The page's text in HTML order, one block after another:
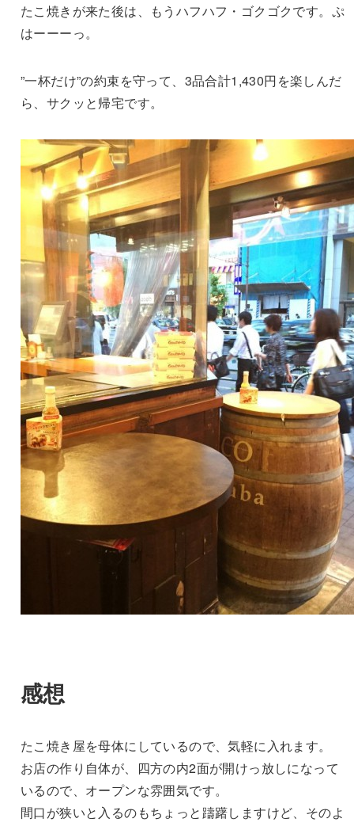
たこ焼きが来た後は、もうハフハフ・ゴクゴクです。ぷ
はーーーっ。
”一杯だけ”の約束を守って、3品合計1,430円を楽しんだ
ら、サクッと帰宅です。
感想
たこ焼き屋を母体にしているので、気軽に入れます。
お店の作り自体が、四方の内2面が開けっ放しになって
いるので、オープンな雰囲気です。
間口が狭いと入るのもちょっと躊躇しますけど、そのよ